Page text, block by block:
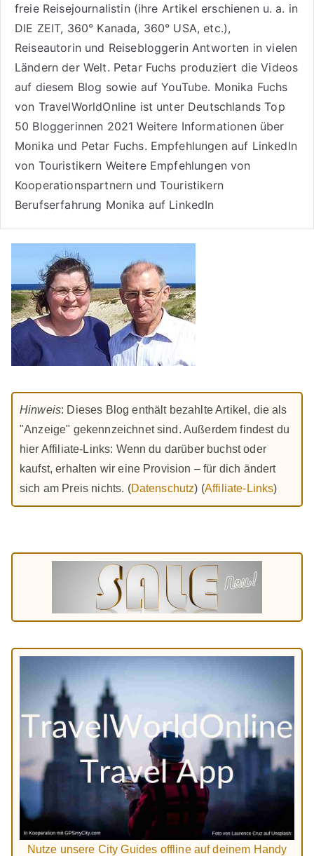
freie Reisejournalistin (ihre Artikel erschienen u. a. in
DIE ZEIT, 360° Kanada, 360° USA, etc.),
Reiseautorinund Reisebloggerin Antworten in vielen
Ländern der Welt. Petar Fuchs produziert die Videos
auf diesem Blog sowie aufYouTube. Monika Fuchs
von TravelWorldOnline ist unter Deutschlands Top
50 Bloggerinnen 2021 Weitere Informationen über
Monika und Petar Fuchs. Empfehlungen auf LinkedIn
von Touristikern Weitere Empfehlungen von
Kooperationspartnern und Touristikern
Berufserfahrung Monika auf LinkedIn
Hinweis: Dieses Blog enthält bezahlte Artikel, die als
"Anzeige" gekennzeichnet sind. Außerdem findest du
hier Affiliate-Links: Wenn du darüber buchst oder
kaufst, erhalten wir eine Provision – für dich ändert
sich am Preis nichts. (Datenschutz) (Affiliate-Links)
Nutze unsere City Guides offline auf deinem Handy